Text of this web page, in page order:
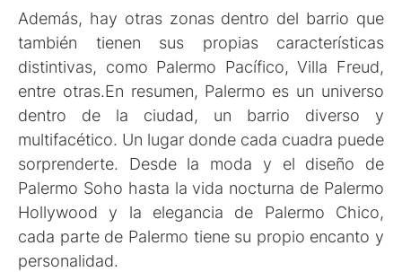
Además, hay otras zonas dentro del barrio que
también tienen sus propias características
distintivas, como Palermo Pacífico, Villa Freud,
entre otras.En resumen, Palermo es un universo
dentro de la ciudad, un barrio diverso y
multifacético. Un lugar donde cada cuadra puede
sorprenderte. Desde la moda y el diseño de
Palermo Soho hasta la vida nocturna de Palermo
Hollywood y la elegancia de Palermo Chico,
cada parte de Palermo tiene su propio encanto y
personalidad.